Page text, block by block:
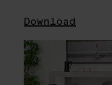
Download